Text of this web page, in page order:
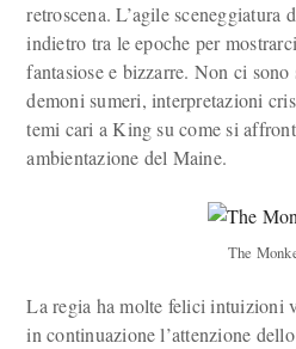
retroscena. L’agile sceneggiatura
indietro tra le epoche per
fantasiose e bizzarre. Non ci sono
demoni sumeri, interpretazioni
temi cari a King su come si
ambientazione del Maine.
The
La regia ha molte felici intuizioni
in continuazione l’attenzione